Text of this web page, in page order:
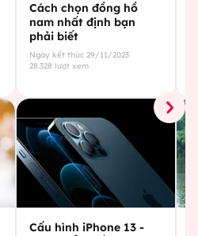
Cách chọn đồng hồ
nam nhất định bạn
phải biết
Ngày kết thúc 29/11/2023
28.328 lượt xem
Cấu hình iPhone 13 -